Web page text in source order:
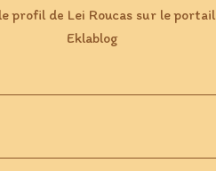
profil de Lei Roucassur le portail
Eklablog